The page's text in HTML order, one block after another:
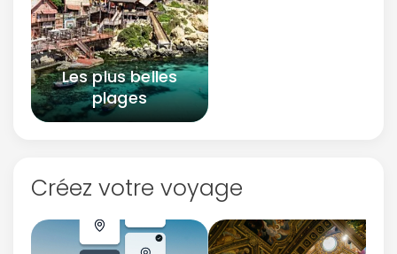
Les plus belles
plages
Créez votre voyage